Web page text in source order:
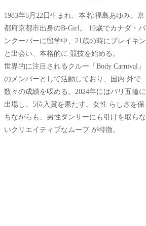
1983年6月22日生まれ、本名:福島あゆみ。京
都府京都市出身のB-Girl。 19歳でカナダ・バ
ンクーバーに留学中、21歳の時にブレイキン
と出会い、本格的に 競技を始める。
世界的に注目されるクルー「Body Carnival」
のメンバーとして活動しており、国内 外で
数々の成績を収める。2024年にはパリ五輪に
出場し、5位入賞を果たす。女性 らしさを保
ちながらも、男性ダンサーにも引けを取らな
いクリエイティブなムーブ が特徴。